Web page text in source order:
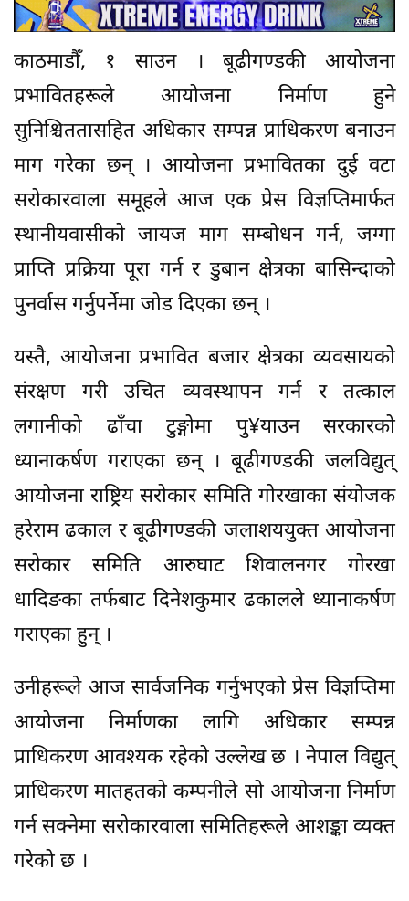
काठमाडौँ, १ साउन । बूढीगण्डकी आयोजना
प्रभावितहरूले आयोजना निर्माण हुने
सुनिश्चिततासहित अधिकार सम्पन्न प्राधिकरण बनाउन
माग गरेका छन् । आयोजना प्रभावितका दुई वटा
सरोकारवाला समूहले आज एक प्रेस विज्ञप्तिमार्फत
स्थानीयवासीको जायज माग सम्बोधन गर्न, जग्गा
प्राप्ति प्रक्रिया पूरा गर्न र डुबान क्षेत्रका बासिन्दाको
पुनर्वास गर्नुपर्नेमा जोड दिएका छन् ।
यस्तै, आयोजना प्रभावित बजार क्षेत्रका व्यवसायको
संरक्षण गरी उचित व्यवस्थापन गर्न र तत्काल
लगानीको ढाँचा टुङ्गोमा पु¥याउन सरकारको
ध्यानाकर्षण गराएका छन् । बूढीगण्डकी जलविद्युत्
आयोजना राष्ट्रिय सरोकार समिति गोरखाका संयोजक
हरेराम ढकाल र बूढीगण्डकी जलाशययुक्त आयोजना
सरोकार समिति आरुघाट शिवालनगर गोरखा
धादिङका तर्फबाट दिनेशकुमार ढकालले ध्यानाकर्षण
गराएका हुन् ।
उनीहरूले आज सार्वजनिक गर्नुभएको प्रेस विज्ञप्तिमा
आयोजना निर्माणका लागि अधिकार सम्पन्न
प्राधिकरण आवश्यक रहेको उल्लेख छ । नेपाल विद्युत्
प्राधिकरण मातहतको कम्पनीले सो आयोजना निर्माण
गर्न सक्नेमा सरोकारवाला समितिहरूले आशङ्का व्यक्त
गरेको छ ।